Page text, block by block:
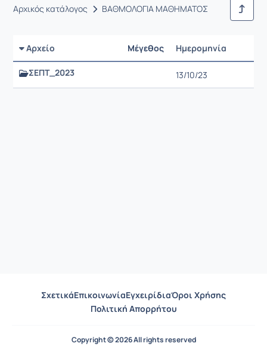
Αρχικός κατάλογος ΒΑΘΜΟΛΟΓΙΑ ΜΑΘΗΜΑΤΟΣ
Αρχείο Μέγεθος Ημερομηνία
ΣΕΠΤ_2023
13/10/23
ΣχετικάΕπικοινωνίαΕγχειρίδιαΌροι Χρήσης
Πολιτική Απορρήτου
Copyright © 2026 All rights reserved